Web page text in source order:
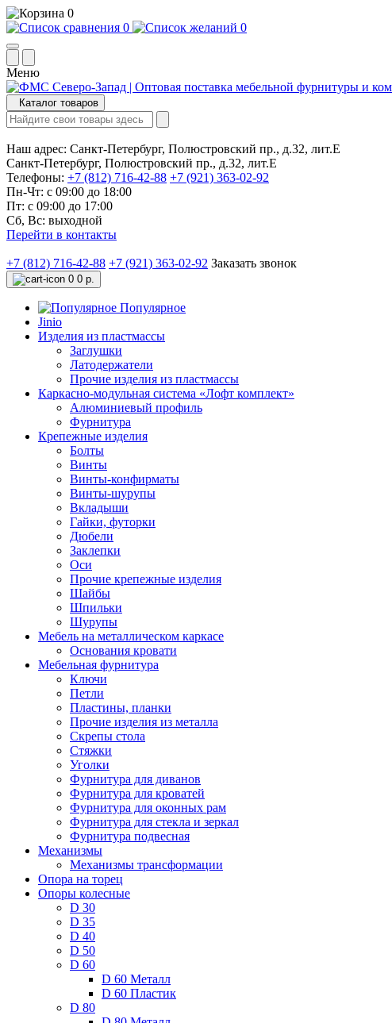
0
0
0
Меню
Каталог товаров
Наш адрес: Санкт-Петербург, Полюстровский пр., д.32, лит.Е
Санкт-Петербург, Полюстровский пр., д.32, лит.Е
Телефоны: +7 (812) 716-42-88 +7 (921) 363-02-92
Пн-Чт: с 09:00 до 18:00
Пт: с 09:00 до 17:00
Сб, Вс: выходной
Перейти в контакты
+7 (812) 716-42-88 +7 (921) 363-02-92 Заказать звонок
0 0 р.
Популярное
Jinio
Изделия из пластмассы
Заглушки
Латодержатели
Прочие изделия из пластмассы
Каркасно-модульная система «Лофт комплект»
Алюминиевый профиль
Фурнитура
Крепежные изделия
Болты
Винты
Винты-конфирматы
Винты-шурупы
Вкладыши
Гайки, футорки
Дюбели
Заклепки
Оси
Прочие крепежные изделия
Шайбы
Шпильки
Шурупы
Мебель на металлическом каркасе
Основания кровати
Мебельная фурнитура
Ключи
Петли
Пластины, планки
Прочие изделия из металла
Скрепы стола
Стяжки
Уголки
Фурнитура для диванов
Фурнитура для кроватей
Фурнитура для оконных рам
Фурнитура для стекла и зеркал
Фурнитура подвесная
Механизмы
Механизмы трансформации
Опора на торец
Опоры колесные
D 30
D 35
D 40
D 50
D 60
D 60 Металл
D 60 Пластик
D 80